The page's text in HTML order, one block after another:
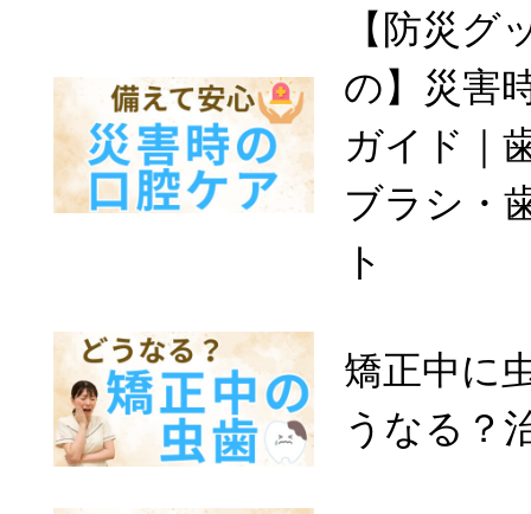
【防災グ
の】災害
ガイド｜
ブラシ・
ト
矯正中に
うなる？